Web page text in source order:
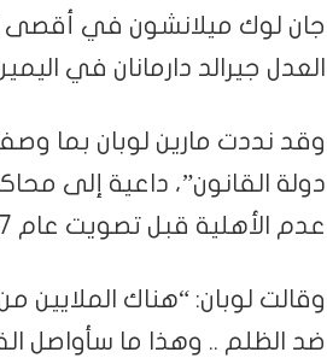
جان لوك ميلانشون في أقصى
العدل جيرالد دارمانان في
وقد نددت مارين لوبان بما
دولة القانون”، داعية إلى
عدم الأهلية قبل تصويت عام 2027.
ضد الظلم .. وهذا ما سأواصل